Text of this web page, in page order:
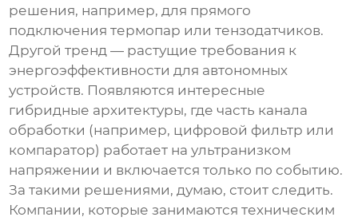
решения, например, для прямого
подключения термопар или тензодатчиков.
Другой тренд — растущие требования к
энергоэффективности для автономных
устройств. Появляются интересные
гибридные архитектуры, где часть канала
обработки (например, цифровой фильтр или
компаратор) работает на ультранизком
напряжении и включается только по событию.
За такими решениями, думаю, стоит следить.
Компании, которые занимаютсятехническим